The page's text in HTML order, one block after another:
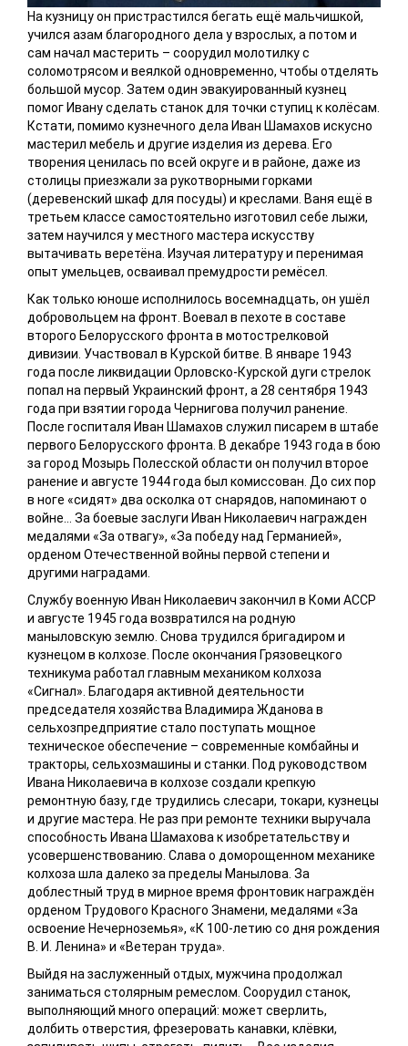
На кузницу он пристрастился бегать ещё мальчишкой,
учился азам благородного дела у взрослых, а потом и
сам начал мастерить – соорудил молотилку с
соломотрясом и веялкой одновременно, чтобы отделять
большой мусор. Затем один эвакуированный кузнец
помог Ивану сделать станок для точки ступиц к колёсам.
Кстати, помимо кузнечного дела Иван Шамахов искусно
мастерил мебель и другие изделия из дерева. Его
творения ценилась по всей округе и в районе, даже из
столицы приезжали за рукотворными горками
(деревенский шкаф для посуды) и креслами. Ваня ещё в
третьем классе самостоятельно изготовил себе лыжи,
затем научился у местного мастера искусству
вытачивать веретёна. Изучая литературу и перенимая
опыт умельцев, осваивал премудрости ремёсел.
Как только юноше исполнилось восемнадцать, он ушёл
добровольцем на фронт. Воевал в пехоте в составе
второго Белорусского фронта в мотострелковой
дивизии. Участвовал в Курской битве. В январе 1943
года после ликвидации Орловско-Курской дуги стрелок
попал на первый Украинский фронт, а 28 сентября 1943
года при взятии города Чернигова получил ранение.
После госпиталя Иван Шамахов служил писарем в штабе
первого Белорусского фронта. В декабре 1943 года в бою
за город Мозырь Полесской области он получил второе
ранение и августе 1944 года был комиссован. До сих пор
в ноге «сидят» два осколка от снарядов, напоминают о
войне… За боевые заслуги Иван Николаевич награжден
медалями «За отвагу», «За победу над Германией»,
орденом Отечественной войны первой степени и
другими наградами.
Службу военную Иван Николаевич закончил в Коми АССР
и августе 1945 года возвратился на родную
маныловскую землю. Снова трудился бригадиром и
кузнецом в колхозе. После окончания Грязовецкого
техникума работал главным механиком колхоза
«Сигнал». Благодаря активной деятельности
председателя хозяйства Владимира Жданова в
сельхозпредприятие стало поступать мощное
техническое обеспечение – современные комбайны и
тракторы, сельхозмашины и станки. Под руководством
Ивана Николаевича в колхозе создали крепкую
ремонтную базу, где трудились слесари, токари, кузнецы
и другие мастера. Не раз при ремонте техники выручала
способность Ивана Шамахова к изобретательству и
усовершенствованию. Слава о доморощенном механике
колхоза шла далеко за пределы Манылова. За
доблестный труд в мирное время фронтовик награждён
орденом Трудового Красного Знамени, медалями «За
освоение Нечерноземья», «К 100-летию со дня рождения
В. И. Ленина» и «Ветеран труда».
Выйдя на заслуженный отдых, мужчина продолжал
заниматься столярным ремеслом. Соорудил станок,
выполняющий много операций: может сверлить,
долбить отверстия, фрезеровать канавки, клёвки,